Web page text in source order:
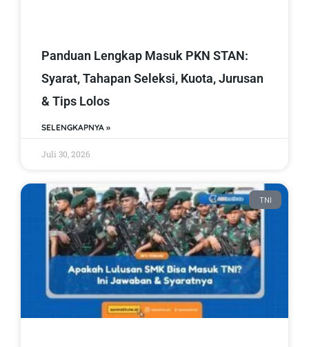
Panduan Lengkap Masuk PKN STAN:
Syarat, Tahapan Seleksi, Kuota, Jurusan
& Tips Lolos
SELENGKAPNYA »
Juli 30, 2026
TNI